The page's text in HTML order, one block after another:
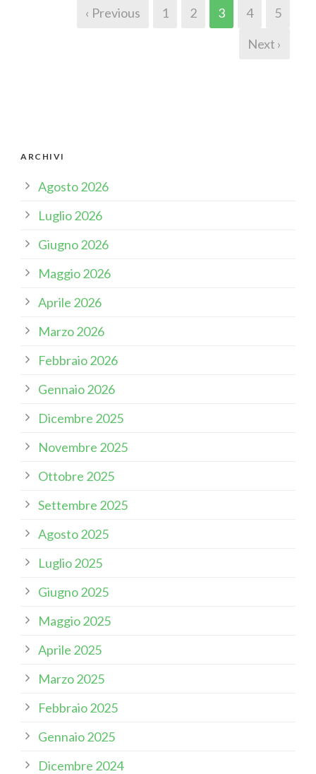
‹ Previous 1 2 3 4
5
Next ›
ARCHIVI
Agosto 2026
Luglio 2026
Giugno 2026
Maggio 2026
Aprile 2026
Marzo 2026
Febbraio 2026
Gennaio 2026
Dicembre 2025
Novembre 2025
Ottobre 2025
Settembre 2025
Agosto 2025
Luglio 2025
Giugno 2025
Maggio 2025
Aprile 2025
Marzo 2025
Febbraio 2025
Gennaio 2025
Dicembre 2024